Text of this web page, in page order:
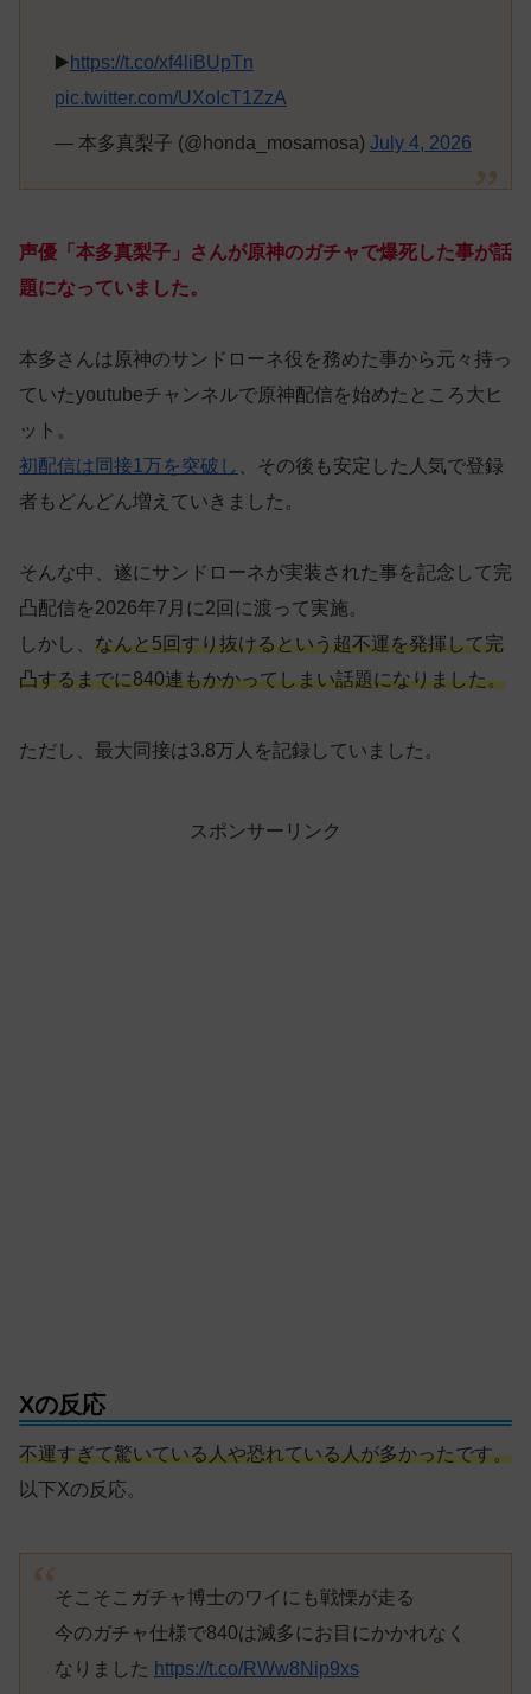
▶️ https://t.co/xf4liBUpTn
pic.twitter.com/UXoIcT1ZzA
— 本多真梨子 (@honda_mosamosa) July 4, 2026
声優「本多真梨子」さんが原神のガチャで爆死した事が話
題になっていました。
本多さんは原神のサンドローネ役を務めた事から元々持っ
ていたyoutubeチャンネルで原神配信を始めたところ大ヒ
ット。
初配信は同接1万を突破し
、その後も安定した人気で登録
者もどんどん増えていきました。
そんな中、遂にサンドローネが実装された事を記念して完
凸配信を2026年7月に2回に渡って実施。
しかし、 なんと5回すり抜けるという超不運を発揮して完
凸するまでに840連もかかってしまい話題になりました。
ただし、最大同接は3.8万人を記録していました。
スポンサーリンク
Xの反応
不運すぎて驚いている人や恐れている人が多かったです。
以下Xの反応。
そこそこガチャ博士のワイにも戦慄が走る
今のガチャ仕様で840は滅多にお目にかかれなく
なりました https://t.co/RWw8Nip9xs